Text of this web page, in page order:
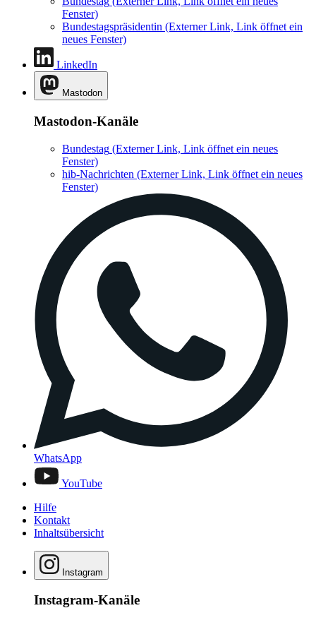
Fenster)
Bundestagspräsidentin (Externer Link, Link öffnet ein
neues Fenster)
LinkedIn
Mastodon
Mastodon-Kanäle
Bundestag (Externer Link, Link öffnet ein neues
Fenster)
hib-Nachrichten (Externer Link, Link öffnet ein neues
Fenster)
WhatsApp
YouTube
Hilfe
Kontakt
Inhaltsübersicht
Instagram
Instagram-Kanäle